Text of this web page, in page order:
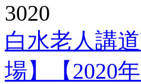
3020
白水老人講
場】【2020年